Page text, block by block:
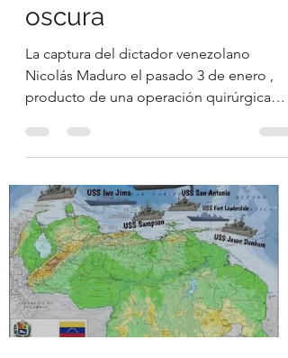
oscura
La captura del dictador venezolano
Nicolás Maduro el pasado 3 de enero ,
producto de una operación quirúrgica
ha provocado un terremoto político que
no se detiene en Caracas. En La Habana,
el régimen tiembla . Para la cúpula
comunista cubana, la caída de Maduro no
es un hecho aislado ni una derrota más
de un aliado circunstancial. Es una
amenaza existencial . Con Maduro bajo
custodia, se abre la posibilidad real de
que salgan a la luz s